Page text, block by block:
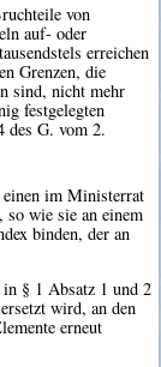
von
auf- oder
erreichen
Grenzen, die
sind, nicht mehr
festgelegten
des G. vom 2.
im Ministerrat
so wie sie an einem
binden, der an
§ 1 Absatz 1 und 2
wird, an den
erneut